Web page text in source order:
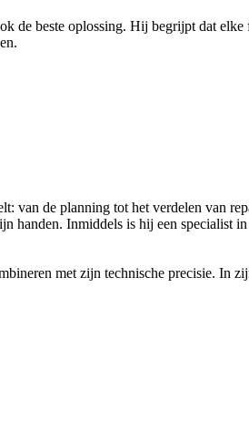
de beste oplossing. Hij begrijpt dat elke
van de planning tot het verdelen van
Inmiddels is hij een specialist in
met zijn technische precisie. In